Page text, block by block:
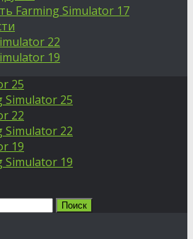
Farming Simulator 17
22
19
25
Simulator 25
22
Simulator 22
19
Simulator 19